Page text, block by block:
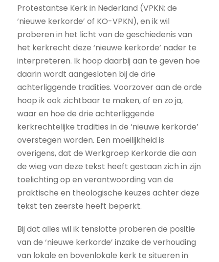
Protestantse Kerk in Nederland (VPKN; de
‘nieuwe kerkorde’ of KO-VPKN), en ik wil
proberen in het licht van de geschiedenis van
het kerkrecht deze ‘nieuwe kerkorde’ nader te
interpreteren. Ik hoop daarbij aan te geven hoe
daarin wordt aangesloten bij de drie
achterliggende tradities. Voorzover aan de orde
hoop ik ook zichtbaar te maken, of en zo ja,
waar en hoe de drie achterliggende
kerkrechtelijke tradities in de ‘nieuwe kerkorde’
overstegen worden. Een moeilijkheid is
overigens, dat de Werkgroep Kerkorde die aan
de wieg van deze tekst heeft gestaan zich in zijn
toelichting op en verantwoording van de
praktische en theologische keuzes achter deze
tekst ten zeerste heeft beperkt.
Bij dat alles wil ik tenslotte proberen de positie
van de ‘nieuwe kerkorde’ inzake de verhouding
van lokale en bovenlokale kerk te situeren in